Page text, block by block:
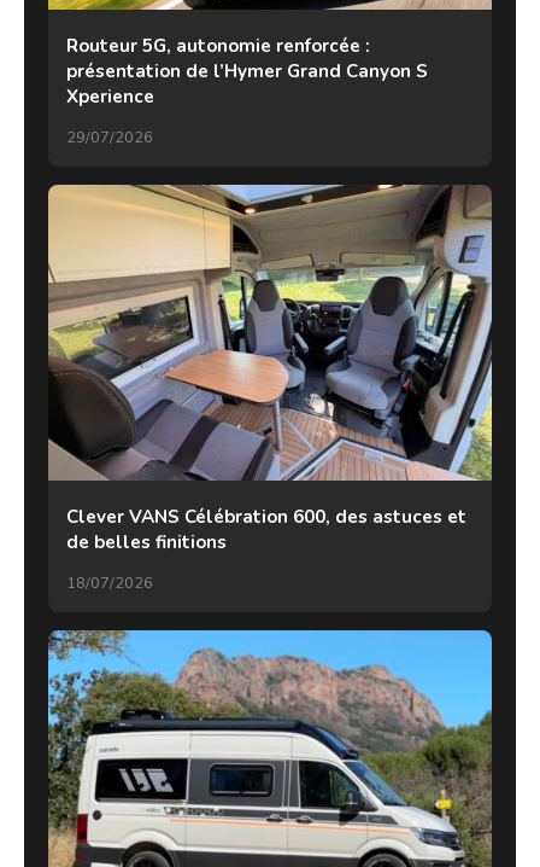
Routeur 5G, autonomie renforcée :
présentation de l’Hymer Grand Canyon S
Xperience
29/07/2026
Clever VANS Célébration 600, des astuces et
de belles finitions
18/07/2026